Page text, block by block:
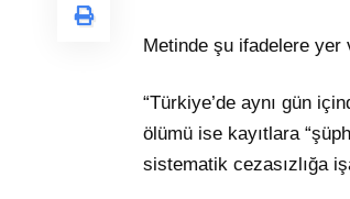
Metinde şu ifadelere yer
“Türkiye’de aynı gün
ölümü ise kayıtlara
sistematik cezasızlığa